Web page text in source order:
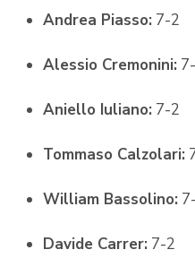
Andrea Piasso: 7-2
Alessio Cremonini:
Aniello Iuliano: 7-2
Tommaso Calzolari:
William Bassolino:
Davide Carrer: 7-2